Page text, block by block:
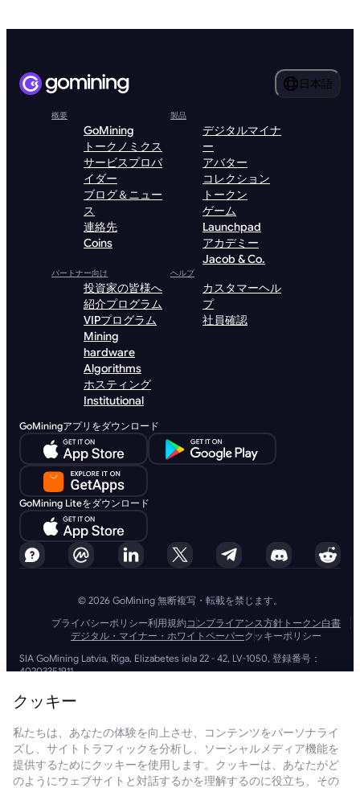
日本語
概要
GoMining
トークノミクス
サービスプロバ
イダー
ブログ＆ニュー
ス
連絡先
Coins
製品
デジタルマイナ
ー
アバター
コレクション
トークン
ゲーム
Launchpad
アカデミー
Jacob & Co.
パートナー向け
投資家の皆様へ
紹介プログラム
VIPプログラム
Mining
hardware
Algorithms
ホスティング
Institutional
ヘルプ
カスタマーヘル
プ
社員確認
GoMiningアプリをダウンロード
GoMining Liteをダウンロード
© 2026 GoMining 無断複写・転載を禁じます。
プライバシーポリシー利用規約 コンプライアンス方針 トークン白書
デジタル・マイナー・ホワイトペーパークッキーポリシー
SIA GoMining Latvia, Rīga, Elizabetes iela 22 - 42, LV-1050, 登録番号：
40203351911
Tortola, British Virgin Islands, BVI会社番号: 2110978
BMINE BVI LIMITED, Trinity Chambers, Road Town, Tortola, British Virgin
GoMining (British Virgin Islands) LimitedおよびSIA GoMining Latviaと
BMINE BVI LIMITEDは、すべての関連法令や規制を完全に遵守して運営し
ており、マネーロンダリング、テロ資金供与、拡散資金供与への対策に全
力で取り組んでいます。当社は最高水準の基準を維持し、マネーロンダリ
クッキー
私たちは、あなたの体験を向上させ、コンテンツをパーソナライ
ズし、サイトトラフィックを分析し、ソーシャルメディア機能を
提供するためにクッキーを使用します。クッキーは、あなたがど
のようにウェブサイトと対話するかを理解するのに役立ち、その